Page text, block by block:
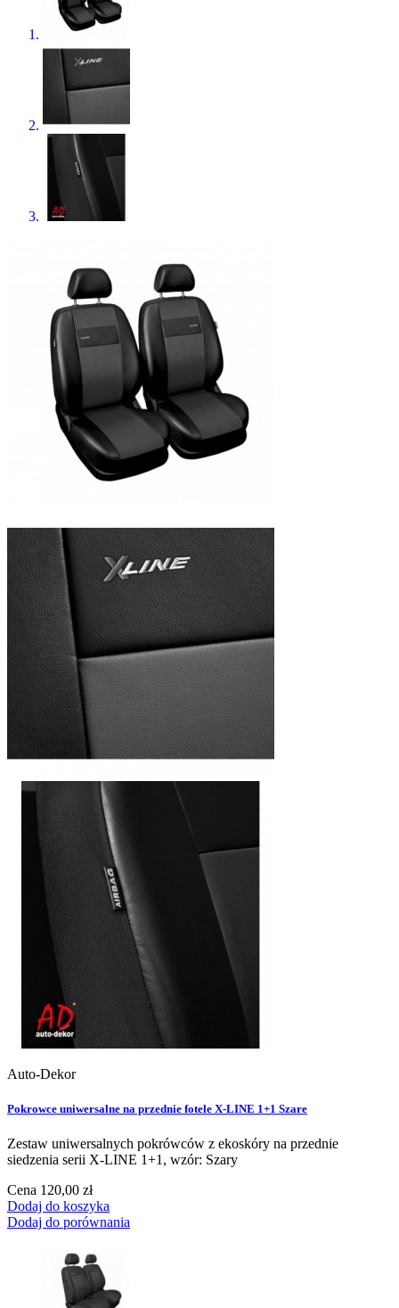
Auto-Dekor
Pokrowce uniwersalne na przednie fotele X-LINE 1+1 Szare
Zestaw uniwersalnych pokrówców z ekoskóry na przednie
siedzenia serii X-LINE 1+1, wzór: Szary
Cena 120,00 zł
Dodaj do koszyka
Dodaj do porównania